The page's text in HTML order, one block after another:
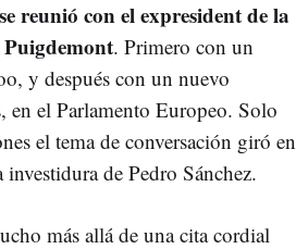
reunió con el expresident de la
. Primero con un
y después con un nuevo
en el Parlamento Europeo. Solo
el tema de conversación giró en
de Pedro Sánchez.
más allá de una cita cordial